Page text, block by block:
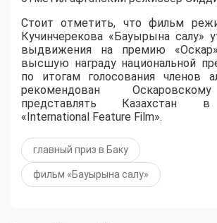
Стоит отметить, что фильм
Кучинчерекова «Бауырына салу»
выдвижения на премию
высшую награду национальной
по итогам голосования членов
рекомендован
представлять Казахстан
«International Feature Film».
главный приз в Баку
фильм «Бауырына салу»